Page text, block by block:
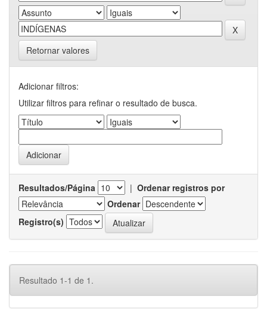
Retornar valores
Adicionar filtros:
Utilizar filtros para refinar o resultado de busca.
Resultados/Página | Ordenar registros por
Ordenar
Registro(s)
Resultado 1-1 de 1.